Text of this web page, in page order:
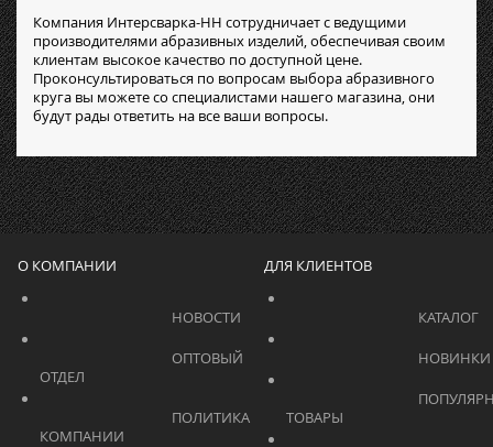
Компания Интерсварка-НН сотрудничает с ведущими
производителями абразивных изделий, обеспечивая своим
клиентам высокое качество по доступной цене.
Проконсультироваться по вопросам выбора абразивного
круга вы можете со специалистами нашего магазина, они
будут рады ответить на все ваши вопросы.
О КОМПАНИИ ДЛЯ КЛИЕНТОВ